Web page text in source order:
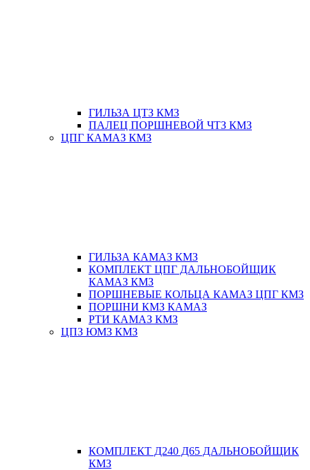
ГИЛЬЗА ЦТЗ КМЗ
ПАЛЕЦ ПОРШНЕВОЙ ЧТЗ КМЗ
ЦПГ КАМАЗ КМЗ
ГИЛЬЗА КАМАЗ КМЗ
КОМПЛЕКТ ЦПГ ДАЛЬНОБОЙЩИК
КАМАЗ КМЗ
ПОРШНЕВЫЕ КОЛЬЦА КАМАЗ ЦПГ КМЗ
ПОРШНИ КМЗ КАМАЗ
РТИ КАМАЗ КМЗ
ЦПЗ ЮМЗ КМЗ
КОМПЛЕКТ Д240 Д65 ДАЛЬНОБОЙЩИК
КМЗ